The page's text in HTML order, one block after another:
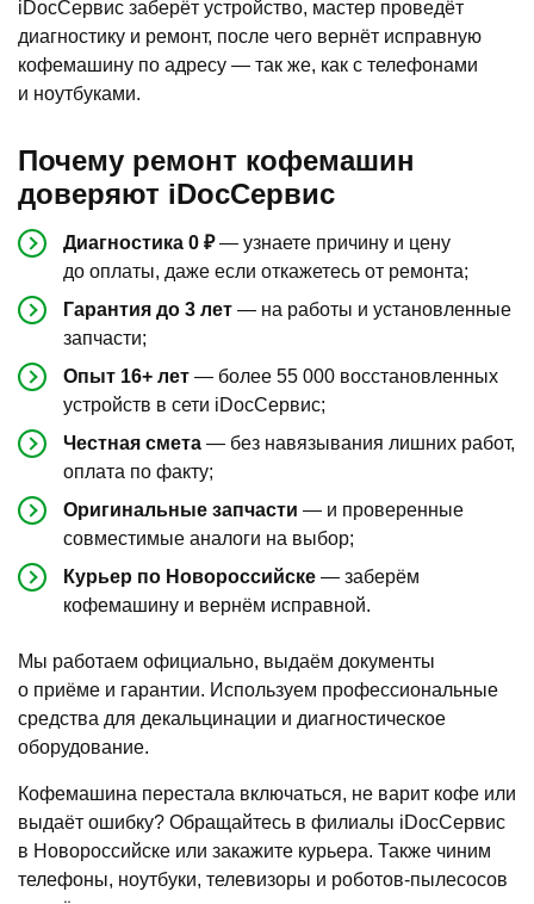
iDocСервис заберёт устройство, мастер проведёт
диагностику и ремонт, после чего вернёт исправную
кофемашину по адресу — так же, как с телефонами
и ноутбуками.
Почему ремонт кофемашин
доверяют iDocСервис
Диагностика 0 ₽— узнаете причину и цену
до оплаты, даже если откажетесь от ремонта;
Гарантия до 3 лет — на работы и установленные
запчасти;
Опыт 16+ лет — более 55 000 восстановленных
устройств в сети iDocСервис;
Честная смета — без навязывания лишних работ,
оплата по факту;
Оригинальные запчасти — и проверенные
совместимые аналоги на выбор;
Курьер по Новороссийске — заберём
кофемашину и вернём исправной.
Мы работаем официально, выдаём документы
о приёме и гарантии. Используем профессиональные
средства для декальцинации и диагностическое
оборудование.
Кофемашина перестала включаться, не варит кофе или
выдаёт ошибку? Обращайтесь в филиалы iDocСервис
в Новороссийске или закажите курьера. Также чиним
телефоны, ноутбуки, телевизоры и роботов-пылесосов